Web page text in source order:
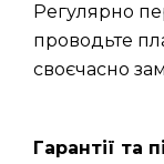
Регулярно
проводьте
своєчасно
Гарантії та